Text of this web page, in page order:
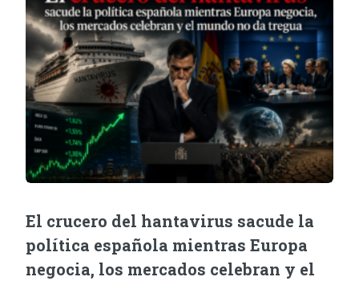
El crucero del hantavirus sacude la
política española mientras Europa
negocia, los mercados celebran y el